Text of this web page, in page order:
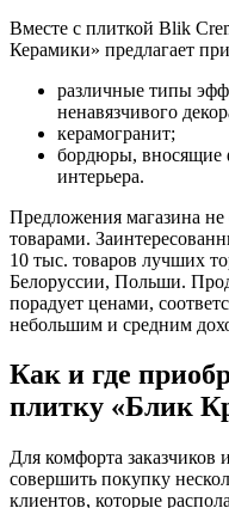
Вместе с плиткой Blik
Керамики» предлагает
различные типы
ненавязчивого
керамогранит;
бордюры, вносящие
интерьера.
Предложения магазина
товарами.
10 тыс. товаров лучших
Белоруссии, Польши.
порадует ценами,
небольшим и средним
Как и где
плитку «Блик
Для комфорта заказчиков
совершить покупку
клиентов, которые